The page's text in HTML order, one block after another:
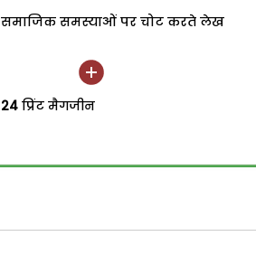
समाजिक समस्याओं पर चोट करते लेख
24 प्रिंट मैगजीन